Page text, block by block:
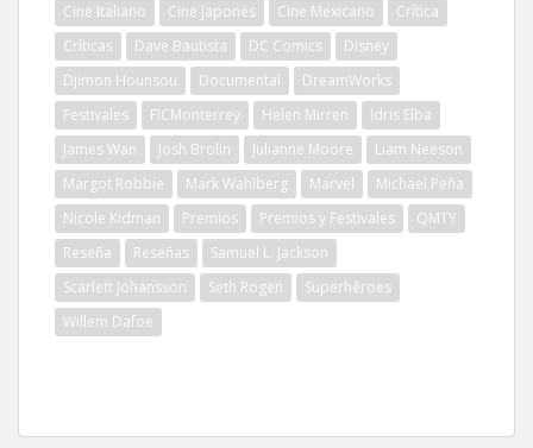
Cine Italiano
Cine Japonés Cine Mexicano
Crítica
Críticas
Dave Bautista DC Comics
Disney
Djimon Hounsou
Documental
DreamWorks
Festivales
FICMonterrey Helen Mirren
Idris Elba
James Wan
Josh Brolin Julianne Moore
Liam Neeson
Margot Robbie
Mark Wahlberg Marvel
Michael Peña
Nicole Kidman
Premios Premios y Festivales
QMTY
Reseña
Reseñas
Samuel L. Jackson
Scarlett Johansson
Seth Rogen
Superhéroes
Willem Dafoe